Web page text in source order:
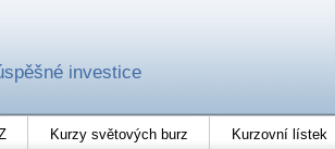
investice
Kurzy světových burz Kurzovní lístek